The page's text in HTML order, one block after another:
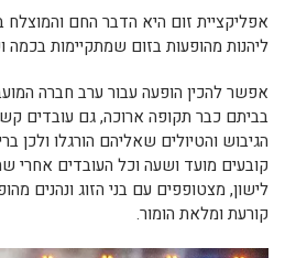
אפליקציית זום היא הדבר החם והמוצלח
ליהנות מהופעות בזום שמתקיימות בכמה
אפשר להכין הופעה עבור ערב חברה
בביתם כבר תקופה ארוכה, גם עובדים
הגיבוש והטיולים שאליהם הורגלו ולכן
קובעים מועד ושעה וכל העובדים אחרי
לישון, מצטופפים עם בני הזוג ונהנים
קורעת ומלאת הומור.